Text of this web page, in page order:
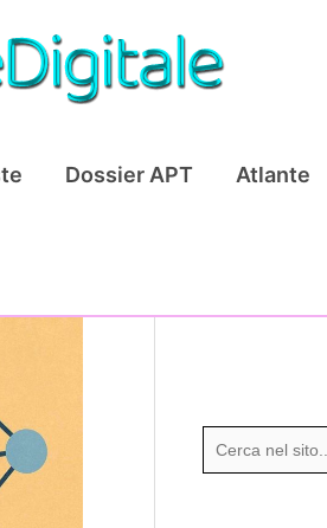
Dossier APT Atlante